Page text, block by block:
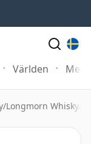
Världen Mer
/Longmorn Whisky